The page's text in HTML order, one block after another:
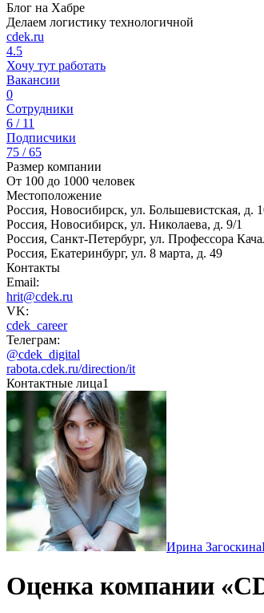
Блог на Хабре
Делаем логистику технологичной
cdek.ru
4.5
Хочу тут работать
Вакансии
0
Сотрудники
6 / 11
Подписчики
75 / 65
Размер компании
От 100 до 1000 человек
Местоположение
Россия, Новосибирск, ул. Большевистская, д.
Россия, Новосибирск, ул. Николаева, д. 9/1
Россия, Санкт-Петербург, ул. Профессора
Россия, Екатеринбург, ул. 8 марта, д. 49
Контакты
Email:
hrit@cdek.ru
VK:
cdek_career
Телеграм:
@cdek_digital
rabota.cdek.ru/direction/it
Контактные лица1
Ирина Загоскина
Оценка компании